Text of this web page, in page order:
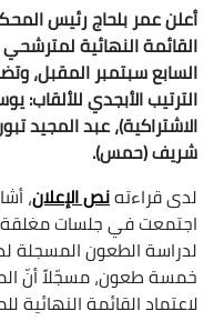
أعلن عمر بلحاج رئيس
القائمة النهائية لمترشحي ال
السابع سبتمبر المقبل،
الترتيب الأبجدي
الاشتراكية)، عبد المجيد
شريف (حمس).
لدى قراءتهنص الإعلان،
لدراسة الطعون المسجلة
خمسة طعون، مسجّلاً أنّ
لاعتماد القائمة النهائية